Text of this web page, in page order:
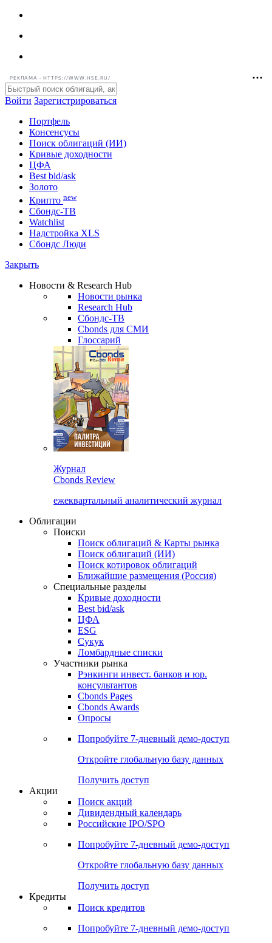
РЕКЛАМА • HTTPS://WWW.HSE.RU/
Войти Зарегистрироваться
Портфель
Консенсусы
Поиск облигаций (ИИ)
Кривые доходности
ЦФА
Best bid/ask
Золото
Крипто new
Watchlist
Сбондс Люди
Новости & Research Hub
Новости рынка
Research Hub
Сбондс-ТВ
Cbonds для СМИ
Глоссарий
Cbonds Review
ежеквартальный аналитический журнал
Облигации
Поиски
Поиск облигаций & Карты рынка
Поиск облигаций (ИИ)
Поиск котировок облигаций
Ближайшие размещения (Россия)
Специальные разделы
Кривые доходности
Best bid/ask
ЦФА
ESG
Сукук
Ломбардные списки
Участники рынка
Рэнкинги инвест. банков и юр.
Cbonds Pages
Опросы
Попробуйте7-дневный
Откройте глобальную базу данных
Получить доступ
Поиск акций
Российские IPO/SPO
Попробуйте7-дневный
Откройте глобальную базу данных
Получить доступ